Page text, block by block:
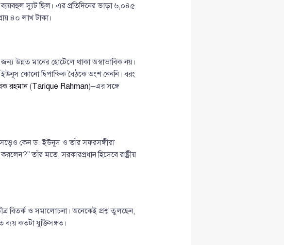
ব্যয়বহুল স্যুট ছিল। এর প্রতিদিনের ভাড়া ৬,০৪৫
৪০ লাখ টাকা।
জন্য উন্নত মানের হোটেলে থাকা অস্বাভাবিক নয়।
কোনো দ্বিপাক্ষিক বৈঠকে অংশ নেননি। বরং
রহমান(Tarique Rahman)–এর সঙ্গে
কেন ড. ইউনূস ও তাঁর সফরসঙ্গীরা
তাঁর মতে, সরকারপ্রধান হিসেবে রাষ্ট্রীয়
বিতর্ক ও সমালোচনা। অনেকেই প্রশ্ন তুলছেন,
ব্যয় কতটা যুক্তিসঙ্গত।